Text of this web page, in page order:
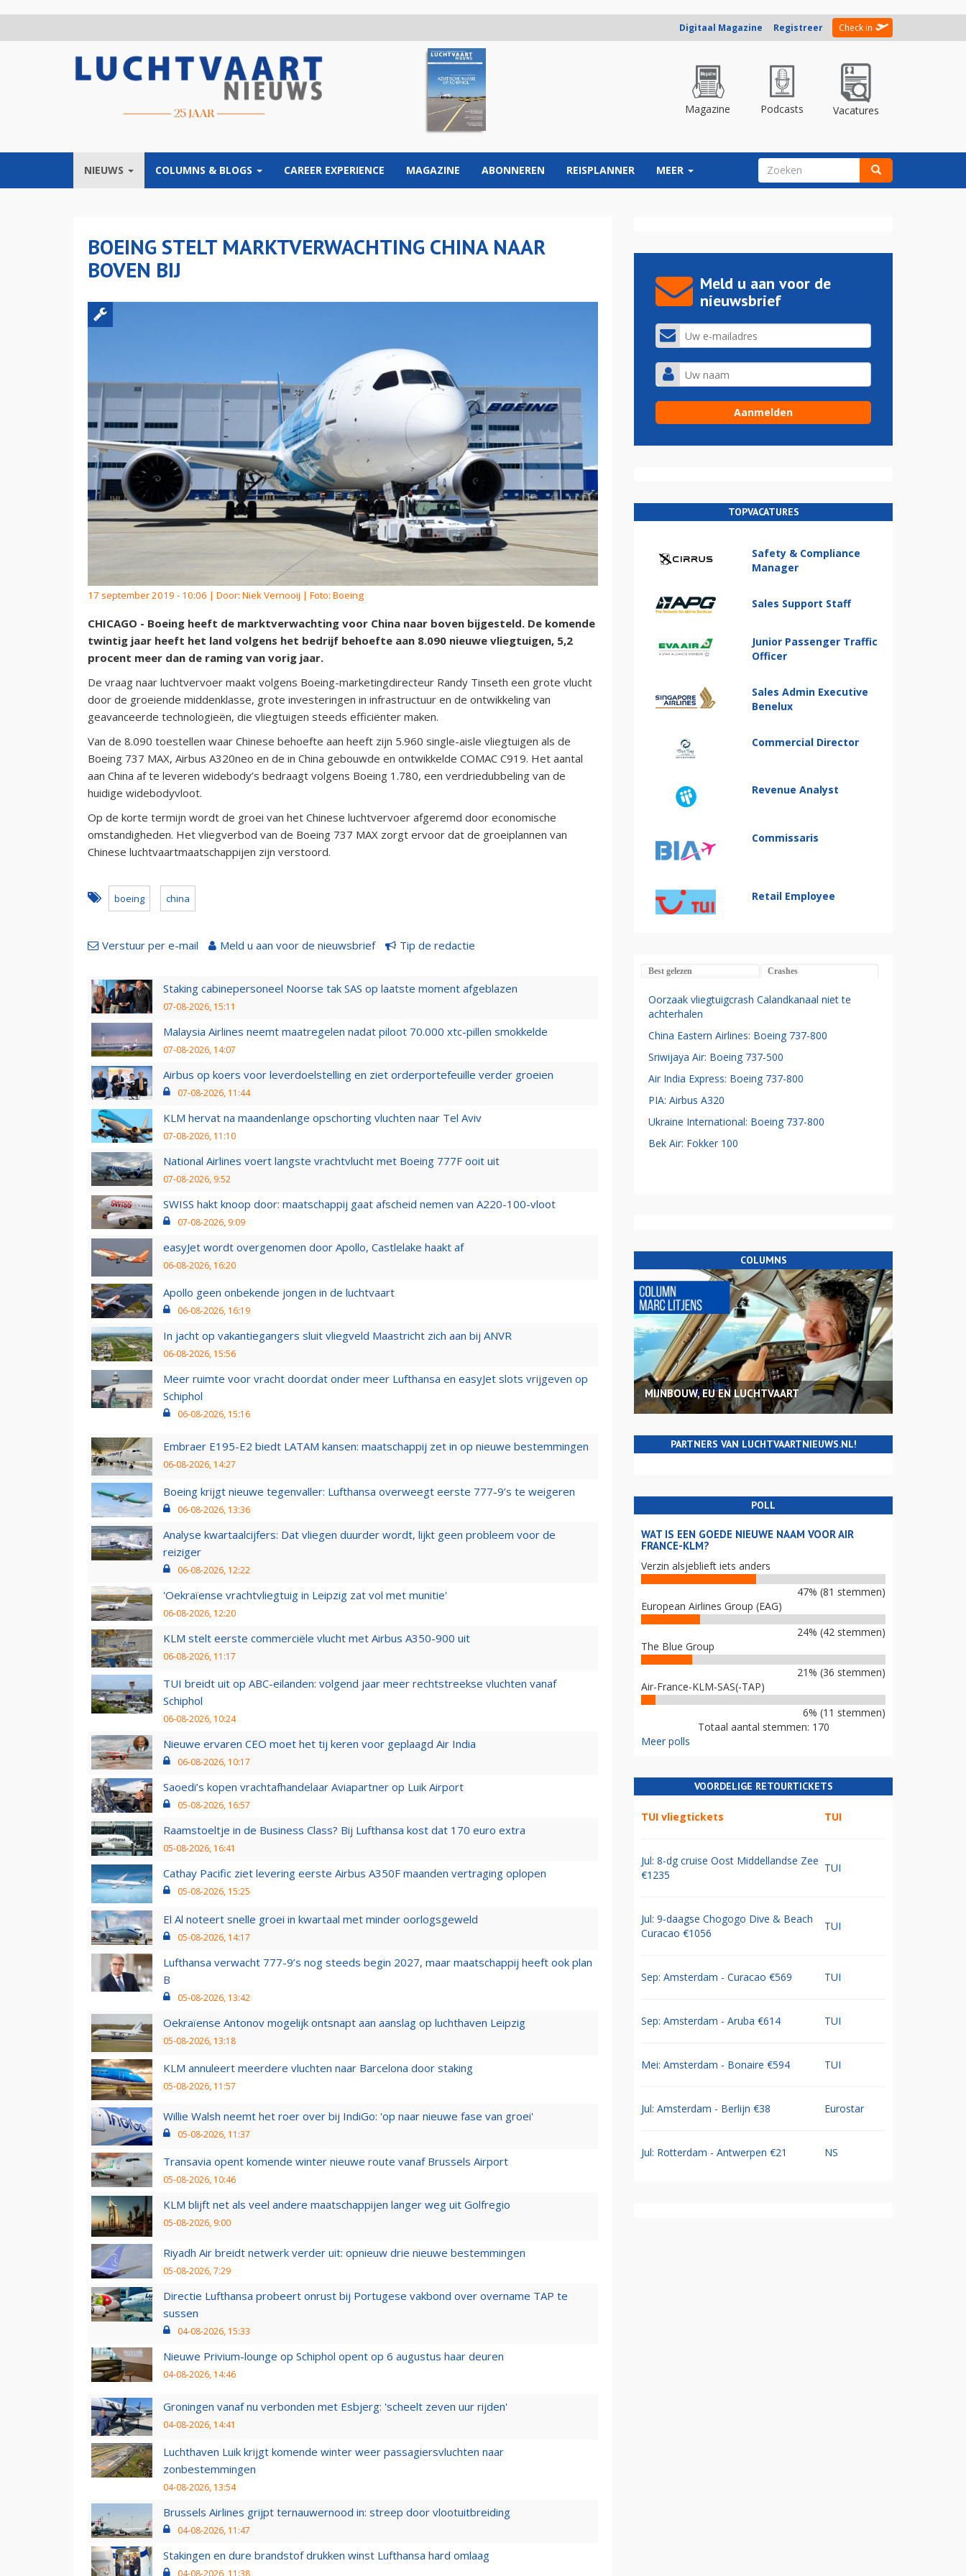
Digitaal Magazine Registreer Check in
Magazine Podcasts Vacatures
NIEUWS COLUMNS & BLOGS CAREER EXPERIENCE MAGAZINE ABONNEREN REISPLANNER MEER ZOEKVELD
BOEING STELT MARKTVERWACHTING CHINA NAAR
BOVEN BIJ
17 september 2019 - 10:06 | Door: Niek Vernooij | Foto: Boeing
CHICAGO - Boeing heeft de marktverwachting voor China naar boven bijgesteld. De komende
twintig jaar heeft het land volgens het bedrijf behoefte aan 8.090 nieuwe vliegtuigen, 5,2
procent meer dan de raming van vorig jaar.
De vraag naar luchtvervoer maakt volgens Boeing-marketingdirecteur Randy Tinseth een grote vlucht
door de groeiende middenklasse, grote investeringen in infrastructuur en de ontwikkeling van
geavanceerde technologieën, die vliegtuigen steeds efficiënter maken.
Van de 8.090 toestellen waar Chinese behoefte aan heeft zijn 5.960 single-aisle vliegtuigen als de
Boeing 737 MAX, Airbus A320neo en de in China gebouwde en ontwikkelde COMAC C919. Het aantal
aan China af te leveren widebody’s bedraagt volgens Boeing 1.780, een verdriedubbeling van de
huidige widebodyvloot.
Op de korte termijn wordt de groei van het Chinese luchtvervoer afgeremd door economische
omstandigheden. Het vliegverbod van de Boeing 737 MAX zorgt ervoor dat de groeiplannen van
Chinese luchtvaartmaatschappijen zijn verstoord.
boeing china
Verstuur per e-mail Meld u aan voor de nieuwsbrief Tip de redactie
Staking cabinepersoneel Noorse tak SAS op laatste moment afgeblazen
07-08-2026, 15:11
Malaysia Airlines neemt maatregelen nadat piloot 70.000 xtc-pillen smokkelde
07-08-2026, 14:07
Airbus op koers voor leverdoelstelling en ziet orderportefeuille verder groeien
07-08-2026, 11:44
KLM hervat na maandenlange opschorting vluchten naar Tel Aviv
07-08-2026, 11:10
National Airlines voert langste vrachtvlucht met Boeing 777F ooit uit
07-08-2026, 9:52
SWISS hakt knoop door: maatschappij gaat afscheid nemen van A220-100-vloot
07-08-2026, 9:09
easyJet wordt overgenomen door Apollo, Castlelake haakt af
06-08-2026, 16:20
Apollo geen onbekende jongen in de luchtvaart
06-08-2026, 16:19
In jacht op vakantiegangers sluit vliegveld Maastricht zich aan bij ANVR
06-08-2026, 15:56
Meer ruimte voor vracht doordat onder meer Lufthansa en easyJet slots vrijgeven op
Schiphol
06-08-2026, 15:16
Embraer E195-E2 biedt LATAM kansen: maatschappij zet in op nieuwe bestemmingen
06-08-2026, 14:27
Boeing krijgt nieuwe tegenvaller: Lufthansa overweegt eerste 777-9’s te weigeren
06-08-2026, 13:36
Analyse kwartaalcijfers: Dat vliegen duurder wordt, lijkt geen probleem voor de
reiziger
06-08-2026, 12:22
'Oekraïense vrachtvliegtuig in Leipzig zat vol met munitie'
06-08-2026, 12:20
KLM stelt eerste commerciële vlucht met Airbus A350-900 uit
06-08-2026, 11:17
TUI breidt uit op ABC-eilanden: volgend jaar meer rechtstreekse vluchten vanaf
Schiphol
06-08-2026, 10:24
Nieuwe ervaren CEO moet het tij keren voor geplaagd Air India
06-08-2026, 10:17
Saoedi’s kopen vrachtafhandelaar Aviapartner op Luik Airport
05-08-2026, 16:57
Raamstoeltje in de Business Class? Bij Lufthansa kost dat 170 euro extra
05-08-2026, 16:41
Cathay Pacific ziet levering eerste Airbus A350F maanden vertraging oplopen
05-08-2026, 15:25
El Al noteert snelle groei in kwartaal met minder oorlogsgeweld
05-08-2026, 14:17
Lufthansa verwacht 777-9’s nog steeds begin 2027, maar maatschappij heeft ook plan
B
05-08-2026, 13:42
Oekraïense Antonov mogelijk ontsnapt aan aanslag op luchthaven Leipzig
05-08-2026, 13:18
KLM annuleert meerdere vluchten naar Barcelona door staking
05-08-2026, 11:57
Willie Walsh neemt het roer over bij IndiGo: 'op naar nieuwe fase van groei'
05-08-2026, 11:37
Transavia opent komende winter nieuwe route vanaf Brussels Airport
05-08-2026, 10:46
KLM blijft net als veel andere maatschappijen langer weg uit Golfregio
05-08-2026, 9:00
Riyadh Air breidt netwerk verder uit: opnieuw drie nieuwe bestemmingen
05-08-2026, 7:29
Directie Lufthansa probeert onrust bij Portugese vakbond over overname TAP te
sussen
04-08-2026, 15:33
Nieuwe Privium-lounge op Schiphol opent op 6 augustus haar deuren
04-08-2026, 14:46
Groningen vanaf nu verbonden met Esbjerg: 'scheelt zeven uur rijden'
04-08-2026, 14:41
Luchthaven Luik krijgt komende winter weer passagiersvluchten naar
zonbestemmingen
04-08-2026, 13:54
Brussels Airlines grijpt ternauwernood in: streep door vlootuitbreiding
04-08-2026, 11:47
Stakingen en dure brandstof drukken winst Lufthansa hard omlaag
Meld u aan voor de
nieuwsbrief
TOPVACATURES
Safety & Compliance
Manager
Sales Support Staff
Junior Passenger Traffic
Officer
Sales Admin Executive
Benelux
Commercial Director
Revenue Analyst
Commissaris
Retail Employee
Best gelezen Crashes
Oorzaak vliegtuigcrash Calandkanaal niet te
achterhalen
China Eastern Airlines: Boeing 737-800
Sriwijaya Air: Boeing 737-500
Air India Express: Boeing 737-800
PIA: Airbus A320
Ukraine International: Boeing 737-800
Bek Air: Fokker 100
COLUMNS
MIJNBOUW, EU EN LUCHTVAART
PARTNERS VAN LUCHTVAARTNIEUWS.NL!
POLL
WAT IS EEN GOEDE NIEUWE NAAM VOOR AIR
FRANCE-KLM?
Verzin alsjeblieft iets anders
47% (81 stemmen)
European Airlines Group (EAG)
24% (42 stemmen)
The Blue Group
21% (36 stemmen)
Air-France-KLM-SAS(-TAP)
6% (11 stemmen)
Totaal aantal stemmen: 170
Meer polls
VOORDELIGE RETOURTICKETS
TUI vliegtickets TUI
Jul: 8-dg cruise Oost Middellandse Zee
€1235
TUI
Jul: 9-daagse Chogogo Dive & Beach
Curacao €1056
TUI
Sep: Amsterdam - Curacao €569 TUI
Sep: Amsterdam - Aruba €614 TUI
Mei: Amsterdam - Bonaire €594 TUI
Jul: Amsterdam - Berlijn €38 Eurostar
Jul: Rotterdam - Antwerpen €21 NS